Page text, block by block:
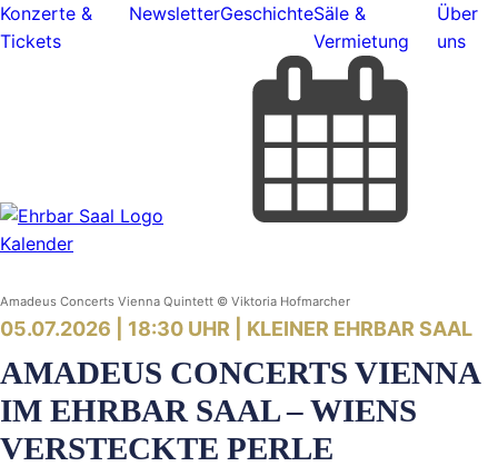
Konzerte &
Tickets
NewsletterGeschichteSäle &
Vermietung
Über
uns
Kalender
Amadeus Concerts Vienna Quintett © Viktoria Hofmarcher
05.07.2026 | 18:30 UHR | KLEINER EHRBAR SAAL
AMADEUS CONCERTS VIENNA
IM EHRBAR SAAL – WIENS
VERSTECKTE PERLE